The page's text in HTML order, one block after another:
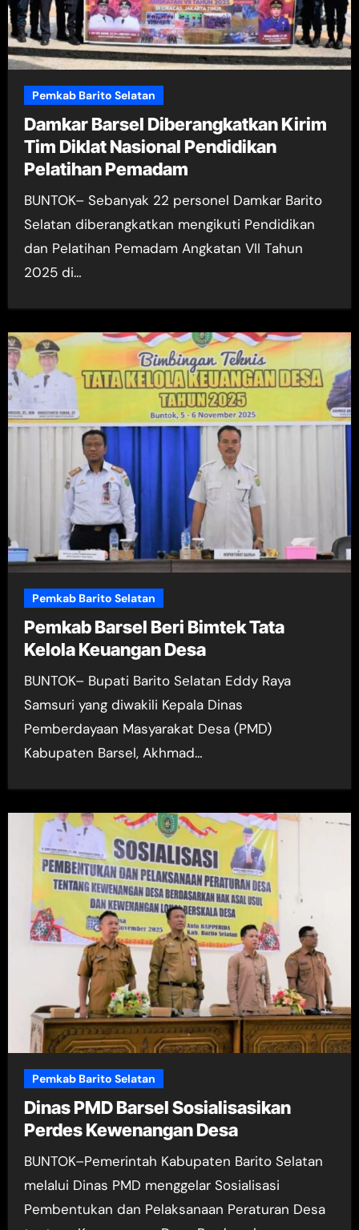
Pemkab Barito Selatan
Damkar Barsel Diberangkatkan Kirim
Tim Diklat Nasional Pendidikan
Pelatihan Pemadam
BUNTOK– Sebanyak 22 personel Damkar Barito
Selatan diberangkatkan mengikuti Pendidikan
dan Pelatihan Pemadam Angkatan VII Tahun
2025 di…
Pemkab Barito Selatan
Pemkab Barsel Beri Bimtek Tata
Kelola Keuangan Desa
BUNTOK– Bupati Barito Selatan Eddy Raya
Samsuri yang diwakili Kepala Dinas
Pemberdayaan Masyarakat Desa (PMD)
Kabupaten Barsel, Akhmad…
Pemkab Barito Selatan
Dinas PMD Barsel Sosialisasikan
Perdes Kewenangan Desa
BUNTOK–Pemerintah Kabupaten Barito Selatan
melalui Dinas PMD menggelar Sosialisasi
Pembentukan dan Pelaksanaan Peraturan Desa